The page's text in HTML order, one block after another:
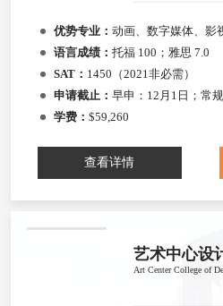
优势专业： 动画、数字媒体、影
语言成绩： 托福 100；雅思 7.0
SAT： 1450（2021非必需）
申请截止： 早申：12月1日；常
学费： $59,260
查看详情
艺术中心设
Art Center College of